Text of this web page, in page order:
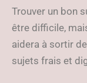
Trouver un bon
être difficile,
aidera à sortir
sujets frais et